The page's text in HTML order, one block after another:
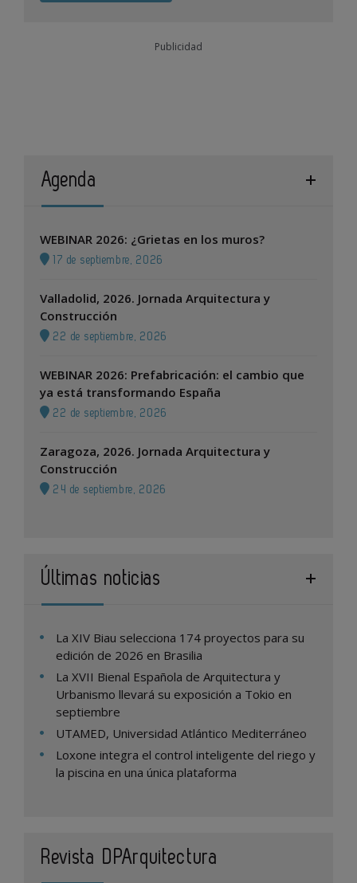
Publicidad
Agenda
WEBINAR 2026: ¿Grietas en los muros?
17 de septiembre, 2026
Valladolid, 2026. Jornada Arquitectura y
Construcción
22 de septiembre, 2026
WEBINAR 2026: Prefabricación: el cambio que
ya está transformando España
22 de septiembre, 2026
Zaragoza, 2026. Jornada Arquitectura y
Construcción
24 de septiembre, 2026
Últimas noticias
La XIV Biau selecciona 174 proyectos para su
edición de 2026 en Brasilia
La XVII Bienal Española de Arquitectura y
Urbanismo llevará su exposición a Tokio en
septiembre
UTAMED, Universidad Atlántico Mediterráneo
Loxone integra el control inteligente del riego y
la piscina en una única plataforma
Revista DPArquitectura